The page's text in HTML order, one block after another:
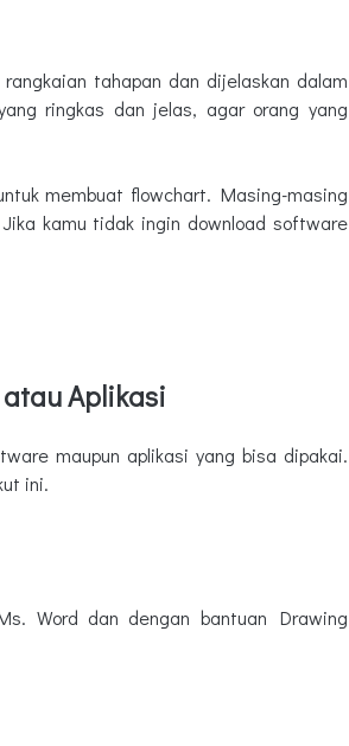
tahapan dan dijelaskan dalam
ringkas dan jelas, agar orang yang
membuat flowchart. Masing-masing
kamu tidak ingin download software
Aplikasi
maupun aplikasi yang bisa dipakai.
ini.
Word dan dengan bantuan Drawing